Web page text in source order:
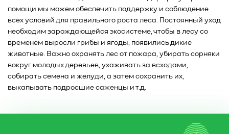
помощи мы можем обеспечить поддержку и соблюдение
всех условий для правильного роста леса. Постоянный уход
необходим зарождающейся экосистеме, чтобы в лесу со
временем выросли грибы и ягоды, появились дикие
животные. Важно охранять лес от пожара, убирать сорняки
вокруг молодых деревьев, ухаживать за всходами,
собирать семена и желуди, а затем сохранить их,
выкапывать подросшие саженцы и т.д.